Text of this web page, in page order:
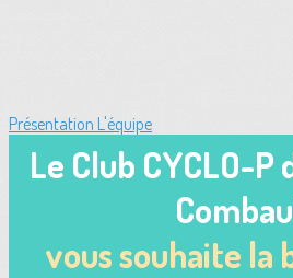
Présentation L'équipe
Le Club CYCLO-
vous souhaite la